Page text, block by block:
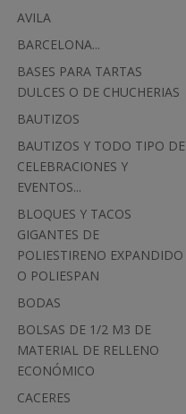
AVILA
BARCELONA...
BASES PARA TARTAS
DULCES O DE CHUCHERIAS
BAUTIZOS
BAUTIZOS Y TODO TIPO DE
CELEBRACIONES Y
EVENTOS...
BLOQUES Y TACOS
GIGANTES DE
POLIESTIRENO EXPANDIDO
O POLIESPAN
BODAS
BOLSAS DE 1/2 M3 DE
MATERIAL DE RELLENO
ECONÓMICO
CACERES